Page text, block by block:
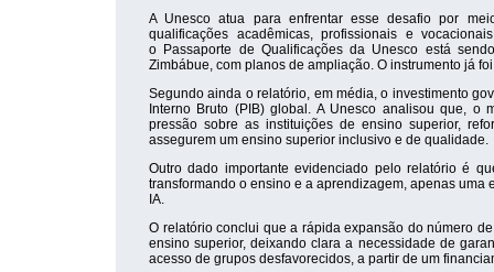
A Unesco atua para enfrentar esse desafio por
qualificações acadêmicas, profissionais e
o Passaporte de Qualificações da Unesco está
Zimbábue, com planos de ampliação. O instrumento já
Segundo ainda o relatório, em média, o investimento
Interno Bruto (PIB) global. A Unesco analisou que, o
pressão sobre as instituições de ensino superior,
assegurem um ensino superior inclusivo e de qualidade.
Outro dado importante evidenciado pelo relatório é
transformando o ensino e a aprendizagem, apenas
IA.
O relatório conclui que a rápida expansão do número
ensino superior, deixando clara a necessidade de
acesso de grupos desfavorecidos, a partir de um